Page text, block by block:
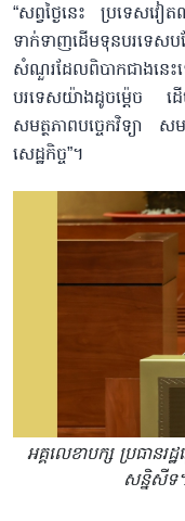
“សព្វថ្ងៃនេះ ប្រទេសវ
ទាក់ទាញដើមទុនបរទេស
សំណួរដែលពិបាកជាងនេ
បរទេសយ៉ាងដូចម្ដ៉េច ដើម្
សមត្ថភាពបច្ចេកវិទ្យា ស
សេដ្ឋកិច្ច”។
អគ្គលេខាបក្ស ប្រធាន
សន្និសីទ